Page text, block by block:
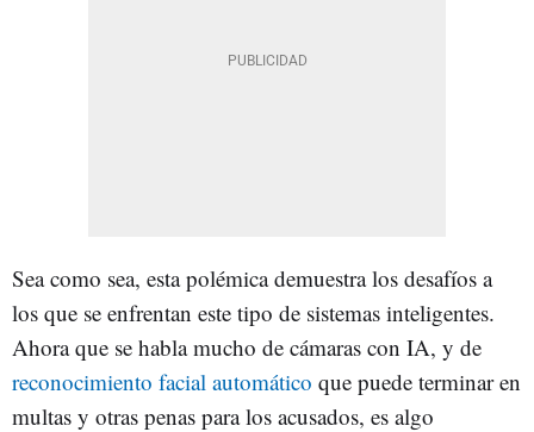
Sea como sea, esta polémica demuestra los desafíos a
los que se enfrentan este tipo de sistemas inteligentes.
Ahora que se habla mucho de cámaras con IA, y de
reconocimiento facial automático que puede terminar en
multas y otras penas para los acusados, es algo